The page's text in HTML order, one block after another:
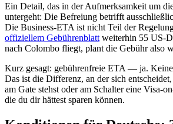
Ein Detail, das in der Aufmerksamkeit um
untergeht: Die Befreiung betrifft
Die Business-ETA ist nicht Teil der
offiziellem Gebührenblatt weiterhin 55 US-
nach Colombo fliegt, plant die Gebühr also
Kurz gesagt: gebührenfreie ETA — ja.
Das ist die Differenz, an der sich
am Gate stehst oder am Schalter eine Visa-
die du dir hättest sparen können.